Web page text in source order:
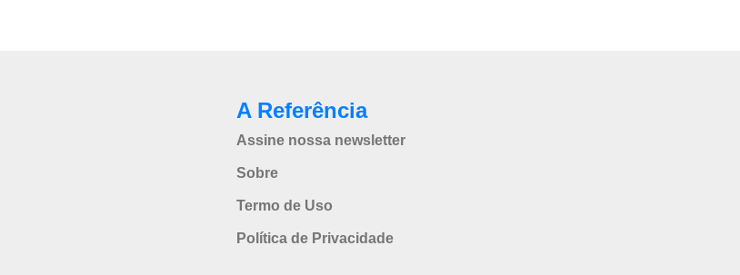
A Referência
Assine nossa newsletter
Sobre
Termo de Uso
Política de Privacidade